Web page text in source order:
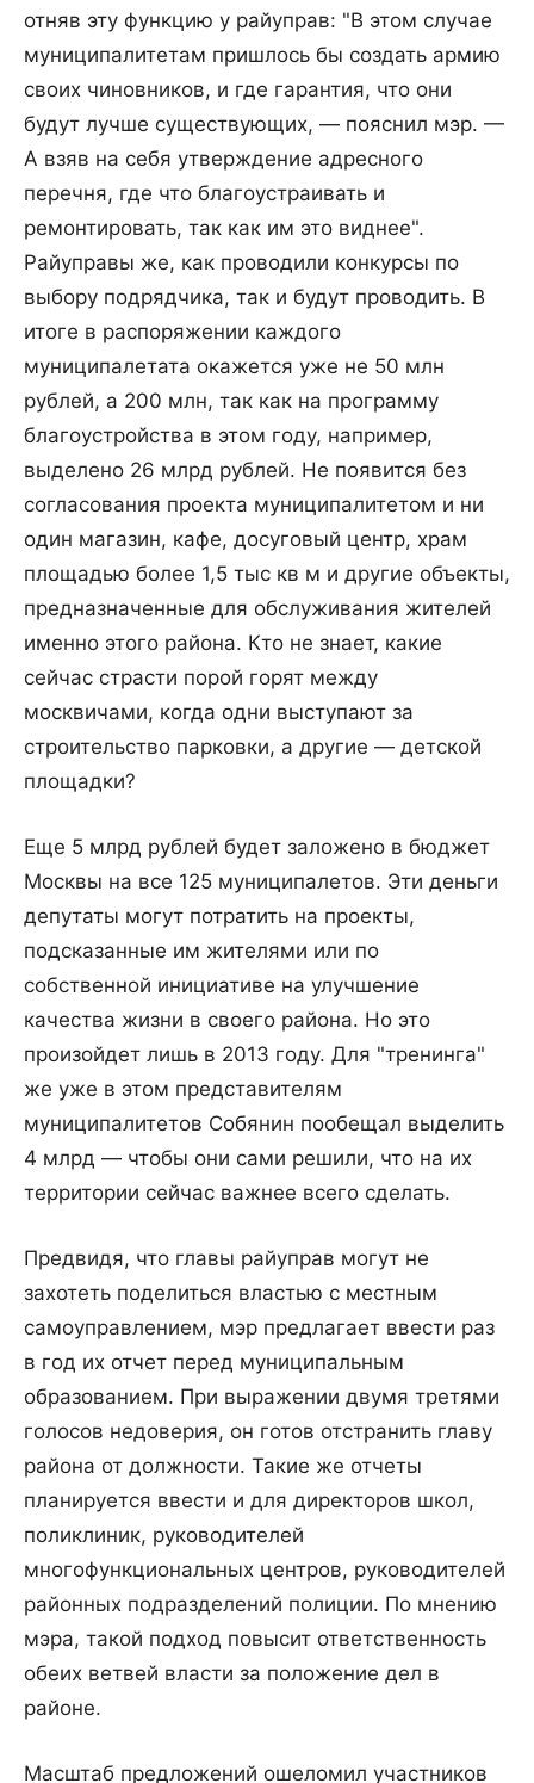
отняв эту функцию у райуправ: "В этом случае
муниципалитетам пришлось бы создать армию
своих чиновников, и где гарантия, что они
будут лучше существующих, — пояснил мэр. —
А взяв на себя утверждение адресного
перечня, где что благоустраивать и
ремонтировать, так как им это виднее".
Райуправы же, как проводили конкурсы по
выбору подрядчика, так и будут проводить. В
итоге в распоряжении каждого
муниципалетата окажется уже не 50 млн
рублей, а 200 млн, так как на программу
благоустройства в этом году, например,
выделено 26 млрд рублей. Не появится без
согласования проекта муниципалитетом и ни
один магазин, кафе, досуговый центр, храм
площадью более 1,5 тыс кв м и другие объекты,
предназначенные для обслуживания жителей
именно этого района. Кто не знает, какие
сейчас страсти порой горят между
москвичами, когда одни выступают за
строительство парковки, а другие — детской
площадки?
Еще 5 млрд рублей будет заложено в бюджет
Москвы на все 125 муниципалетов. Эти деньги
депутаты могут потратить на проекты,
подсказанные им жителями или по
собственной инициативе на улучшение
качества жизни в своего района. Но это
произойдет лишь в 2013 году. Для "тренинга"
же уже в этом представителям
муниципалитетов Собянин пообещал выделить
4 млрд — чтобы они сами решили, что на их
территории сейчас важнее всего сделать.
Предвидя, что главы райуправ могут не
захотеть поделиться властью с местным
самоуправлением, мэр предлагает ввести раз
в год их отчет перед муниципальным
образованием. При выражении двумя третями
голосов недоверия, он готов отстранить главу
района от должности. Такие же отчеты
планируется ввести и для директоров школ,
поликлиник, руководителей
многофункциональных центров, руководителей
районных подразделений полиции. По мнению
мэра, такой подход повысит ответственность
обеих ветвей власти за положение дел в
районе.
Масштаб предложений ошеломил участников